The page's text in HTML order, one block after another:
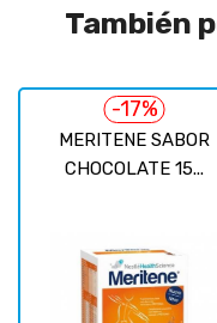
También
MERITENE SABOR
CHOCOLATE 15...
-17%